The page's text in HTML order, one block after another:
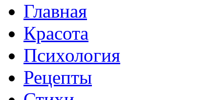
Главная
Красота
Психология
Рецепты